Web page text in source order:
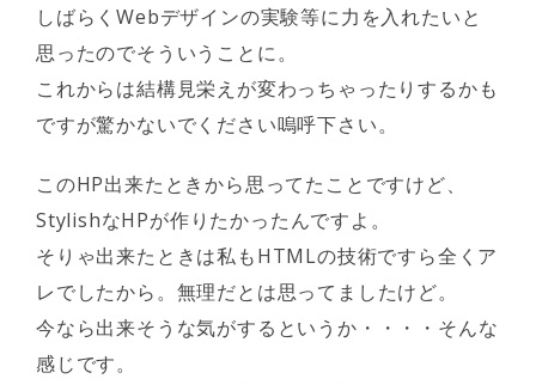
しばらくWebデザインの実験等に力を入れたいと
思ったのでそういうことに。
これからは結構見栄えが変わっちゃったりするかも
ですが驚かないでください嗚呼下さい。
このHP出来たときから思ってたことですけど、
StylishなHPが作りたかったんですよ。
そりゃ出来たときは私もHTMLの技術ですら全くア
レでしたから。無理だとは思ってましたけど。
今なら出来そうな気がするというか・・・・そんな
感じです。